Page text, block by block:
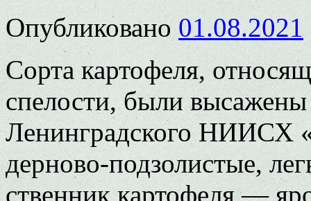
Опубликовано 01.08.2021
Сорта картофеля,
спелости, были
Ленинградского НИИСХ
дерново-подзо­листые,
ственник картофеля —